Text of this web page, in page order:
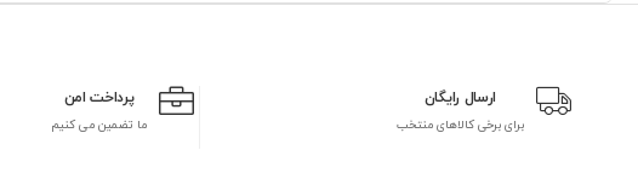
ارسال رایگان
برای برخی کالاهای منتخب
پرداخت امن
ما تضمین می کنیم